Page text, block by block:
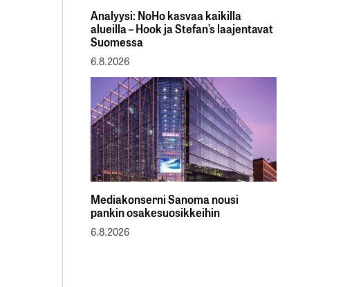
Analyysi: NoHo kasvaa kaikilla
alueilla – Hook ja Stefan’s laajentavat
Suomessa
6.8.2026
Mediakonserni Sanoma nousi
pankin osakesuosikkeihin
6.8.2026